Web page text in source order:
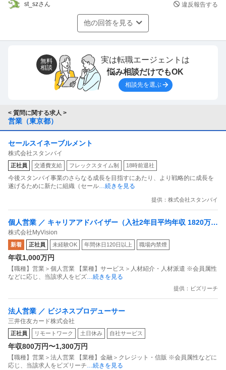
st_szさん 違反報告する
他の回答を見る
無料
相談
実は転職エージェントは
悩み相談だけでもOK
相談先を選ぶ
< 質問に関する求人 >
営業（東京都）
セールスイネーブルメント
株式会社スタンバイ
正社員 交通費支給 フレックスタイム制 18時前退社
今後スタンバイ事業のさらなる成長を目指すにあたり、より戦略的に成長を
遂げるために新たに組織（セール…続きを見る
提供：株式会社スタンバイ
個人営業 ／ キャリアアドバイザー（入社2年目平均年収 1820万円
／未経験歓迎）
株式会社MyVision
新着 正社員 未経験OK 年間休日120日以上 職場内禁煙
年収1,000万円
【職種】営業＞個人営業 【業種】サービス＞人材紹介・人材派遣 ※会員属性
などに応じ、当該求人をビズ…続きを見る
提供：ビズリーチ
法人営業 ／ ビジネスプロデューサー
三井住友カード株式会社
正社員 リモートワーク 土日休み 自社サービス
年収800万円〜1,300万円
【職種】営業＞法人営業 【業種】金融＞クレジット・信販 ※会員属性などに
応じ、当該求人をビズリーチ…続きを見る